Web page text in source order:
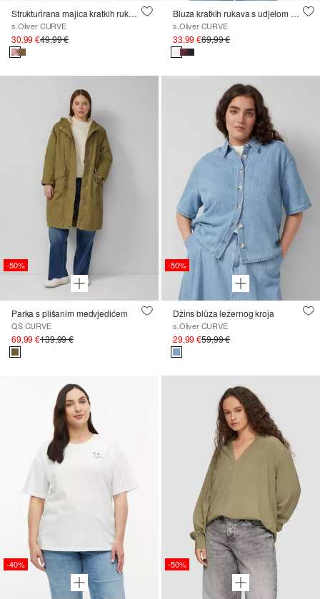
Strukturirana majica kratkih rukava
s.Oliver CURVE
30,99 €49,99 €
Bluza kratkih rukava s udjelom mekanog lana
s.Oliver CURVE
33,99 €69,99 €
-50%
Parka s plišanim medvjedićem
QS CURVE
69,99 €139,99 €
-50%
Džins blůza ležernog kroja
s.Oliver CURVE
29,99 €59,99 €
-40% -50%